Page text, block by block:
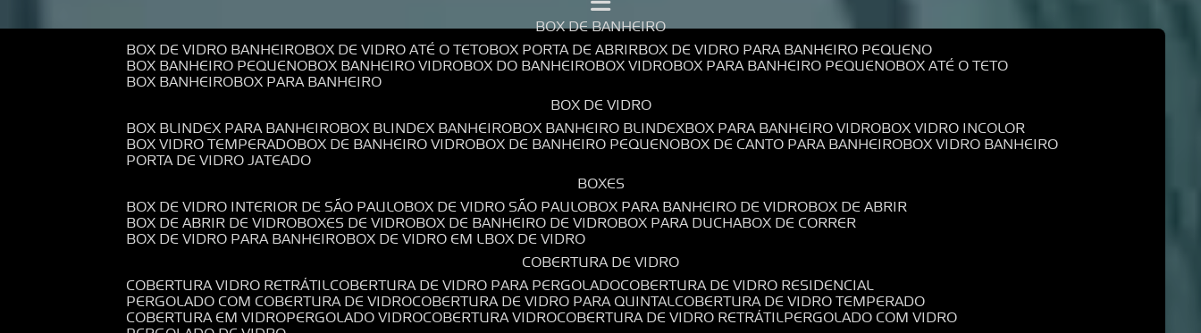
BOX DE BANHEIRO
BOX DE VIDRO BANHEIRO BOX DE VIDRO ATÉ O TETO BOX PORTA DE ABRIR BOX DE VIDRO PARA BANHEIRO PEQUENO
BOX BANHEIRO PEQUENO BOX BANHEIRO VIDRO BOX DO BANHEIRO BOX VIDRO BOX PARA BANHEIRO PEQUENO BOX ATÉ O TETO
BOX BANHEIRO BOX PARA BANHEIRO
BOX DE VIDRO
BOX BLINDEX PARA BANHEIRO BOX BLINDEX BANHEIRO BOX BANHEIRO BLINDEX BOX PARA BANHEIRO VIDRO BOX VIDRO INCOLOR
BOX VIDRO TEMPERADO BOX DE BANHEIRO VIDRO BOX DE BANHEIRO PEQUENO BOX DE CANTO PARA BANHEIRO BOX VIDRO BANHEIRO
PORTA DE VIDRO JATEADO
BOXES
BOX DE VIDRO INTERIOR DE SÃO PAULO BOX DE VIDRO SÃO PAULO BOX PARA BANHEIRO DE VIDRO BOX DE ABRIR
BOX DE ABRIR DE VIDRO BOXES DE VIDRO BOX DE BANHEIRO DE VIDRO BOX PARA DUCHA BOX DE CORRER
BOX DE VIDRO PARA BANHEIRO BOX DE VIDRO EM L BOX DE VIDRO
COBERTURA DE VIDRO
COBERTURA VIDRO RETRÁTIL COBERTURA DE VIDRO PARA PERGOLADO COBERTURA DE VIDRO RESIDENCIAL
PERGOLADO COM COBERTURA DE VIDRO COBERTURA DE VIDRO PARA QUINTAL COBERTURA DE VIDRO TEMPERADO
COBERTURA EM VIDRO PERGOLADO VIDRO COBERTURA VIDRO COBERTURA DE VIDRO RETRÁTIL PERGOLADO COM VIDRO